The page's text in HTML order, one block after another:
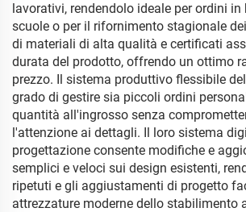
lavorativi, rendendolo ideale per ordini
scuole o per il rifornimento stagionale
di materiali di alta qualità e certificati
durata del prodotto, offrendo un ottimo
prezzo. Il sistema produttivo flessibile
grado di gestire sia piccoli ordini
quantità all'ingrosso senza
l'attenzione ai dettagli. Il loro sistema
progettazione consente modifiche e
semplici e veloci sui design esistenti,
ripetuti e gli aggiustamenti di progetto
attrezzature moderne dello stabilimento